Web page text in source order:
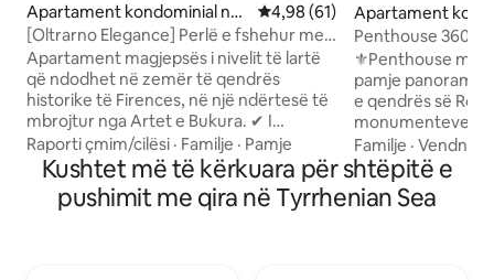
Apartament kondominial në
Firence
Vlerësimi mesatar 4,98 nga 5,
4,98 (61)
[Oltrarno Elegance] Perlë e fshehur me
pamje nga Firence
Apartament magjepsës i nivelit të lartë
që ndodhet në zemër të qendrës
historike të Firences, në një ndërtesë të
mbrojtur nga Artet e Bukura. ✔ I
përshtatshëm për deri në 4 vizitorë ✔
Tarracë me pamje unike 360° Libri i ✔
mirëseardhjes ✔ 4 minuta më këmbë
për në PONTE VECCHIO, 2 minuta për
Raporti çmim/cilësi · Familje · Pamje
Apartament
më
Penthouse 360°
monumentet e
⚜️Penthouse
pamje
e qendrës së
monumenteve më
Do të jesh në
e gjashtë të
ndërtesë
ndodhet në
Familje ·
Kushtet më të kërkuara për shtëpitë e
pushimit me qira në Tyrrhenian Sea